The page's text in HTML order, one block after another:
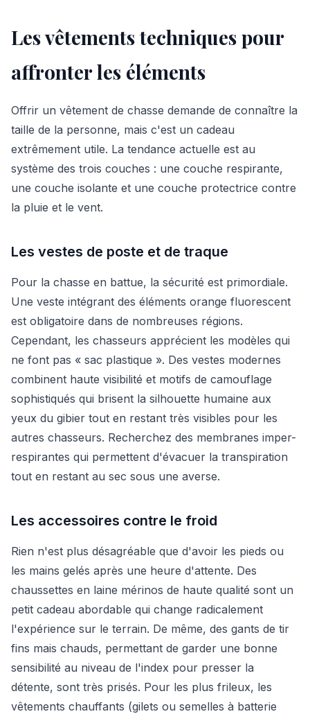
Les vêtements techniques pour
affronter les éléments
Offrir un vêtement de chasse demande de connaître la
taille de la personne, mais c'est un cadeau
extrêmement utile. La tendance actuelle est au
système des trois couches : une couche respirante,
une couche isolante et une couche protectrice contre
la pluie et le vent.
Les vestes de poste et de traque
Pour la chasse en battue, la sécurité est primordiale.
Une veste intégrant des éléments orange fluorescent
est obligatoire dans de nombreuses régions.
Cependant, les chasseurs apprécient les modèles qui
ne font pas « sac plastique ». Des vestes modernes
combinent haute visibilité et motifs de camouflage
sophistiqués qui brisent la silhouette humaine aux
yeux du gibier tout en restant très visibles pour les
autres chasseurs. Recherchez des membranes imper-
respirantes qui permettent d'évacuer la transpiration
tout en restant au sec sous une averse.
Les accessoires contre le froid
Rien n'est plus désagréable que d'avoir les pieds ou
les mains gelés après une heure d'attente. Des
chaussettes en laine mérinos de haute qualité sont un
petit cadeau abordable qui change radicalement
l'expérience sur le terrain. De même, des gants de tir
fins mais chauds, permettant de garder une bonne
sensibilité au niveau de l'index pour presser la
détente, sont très prisés. Pour les plus frileux, les
vêtements chauffants (gilets ou semelles à batterie